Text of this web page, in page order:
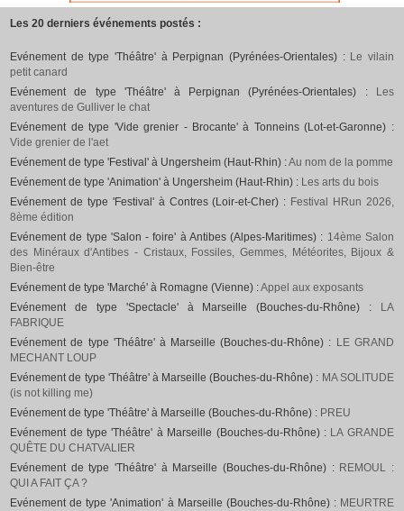
Les 20 derniers événements postés :
Evénement de type 'Théâtre' à Perpignan (Pyrénées-Orientales) : Le vilain
petit canard
Evénement de type 'Théâtre' à Perpignan (Pyrénées-Orientales) :
Les
aventures de Gulliver le chat
Evénement de type 'Vide grenier - Brocante' à Tonneins (Lot-et-Garonne) :
Vide grenier de l'aet
Evénement de type 'Festival' à Ungersheim (Haut-Rhin) :Au nom de la pomme
Evénement de type 'Animation' à Ungersheim (Haut-Rhin) : Les arts du bois
Evénement de type 'Festival' à Contres (Loir-et-Cher) : Festival HRun 2026,
8ème édition
Evénement de type 'Salon - foire' à Antibes (Alpes-Maritimes) : 14ème Salon
des Minéraux d'Antibes - Cristaux, Fossiles, Gemmes, Météorites, Bijoux &
Bien-être
Evénement de type 'Marché' à Romagne (Vienne) :Appel aux exposants
Evénement de type 'Spectacle' à Marseille (Bouches-du-Rhône) :
LA
FABRIQUE
Evénement de type 'Théâtre' à Marseille (Bouches-du-Rhône) : LE GRAND
MECHANT LOUP
Evénement de type 'Théâtre' à Marseille (Bouches-du-Rhône) : MA SOLITUDE
(is not killing me)
Evénement de type 'Théâtre' à Marseille (Bouches-du-Rhône) : PREU
Evénement de type 'Théâtre' à Marseille (Bouches-du-Rhône) : LA GRANDE
QUÊTE DU CHATVALIER
Evénement de type 'Théâtre' à Marseille (Bouches-du-Rhône) : REMOUL :
QUI A FAIT ÇA ?
Evénement de type 'Animation' à Marseille (Bouches-du-Rhône) : MEURTRE